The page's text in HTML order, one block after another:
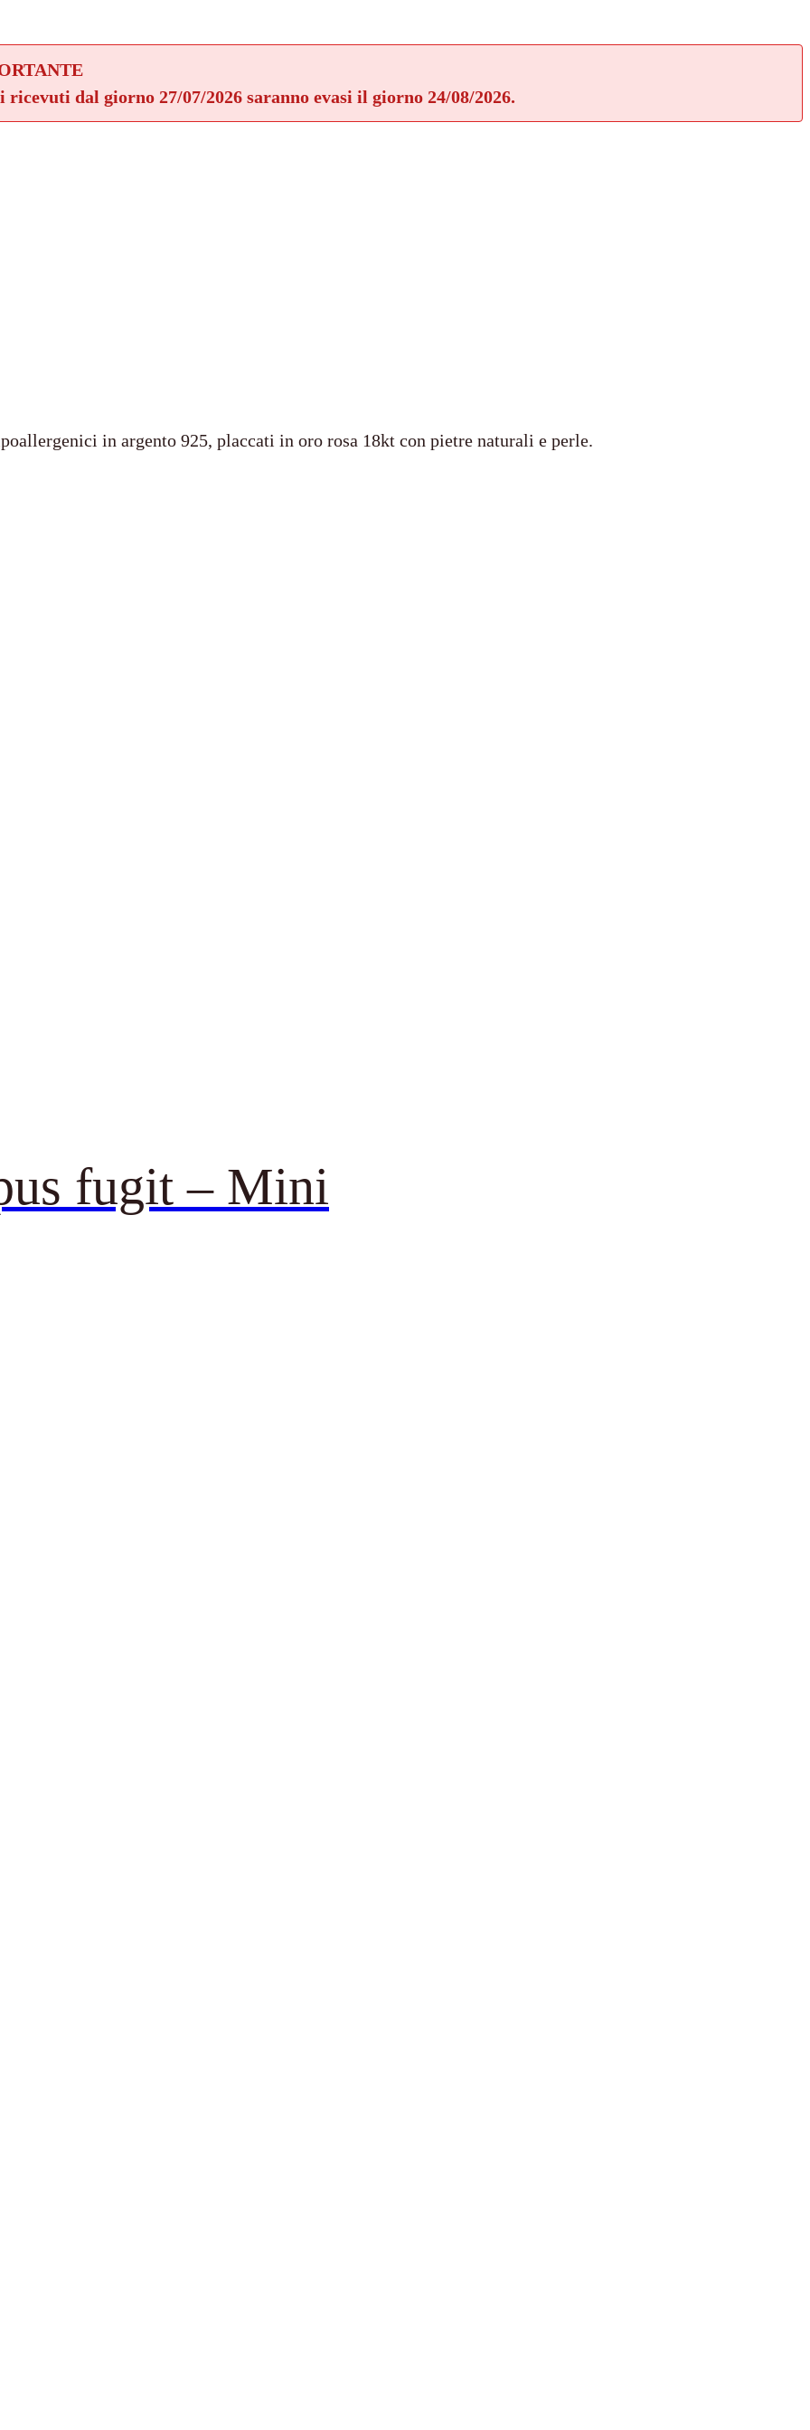
dal giorno 27/07/2026 saranno evasi il giorno 24/08/2026.
in argento 925, placcati in oro rosa 18kt con pietre naturali e perle.
fugit – Mini